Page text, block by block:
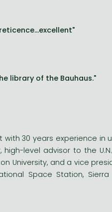
library of the Bauhaus."
30 years experience in
level advisor to the
University, and a vice
Space Station,